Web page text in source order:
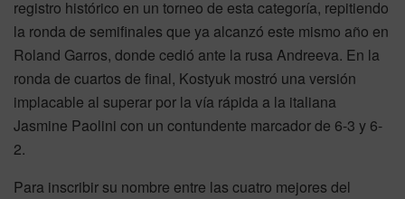
registro histórico en un torneo de esta categoría, repitiendo
la ronda de semifinales que ya alcanzó este mismo año en
Roland Garros, donde cedió ante la rusa Andreeva. En la
ronda de cuartos de final, Kostyuk mostró una versión
implacable al superar por la vía rápida a la italiana
Jasmine Paolini con un contundente marcador de 6-3 y 6-
2.
Para inscribir su nombre entre las cuatro mejores del